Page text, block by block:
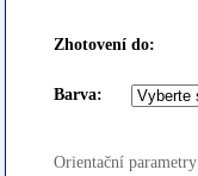
Zhotovení do:
Barva:
Orientační